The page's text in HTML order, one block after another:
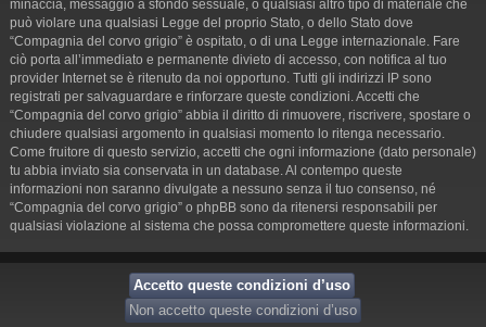
minaccia, messaggio a sfondo sessuale, o qualsiasi altro tipo di materiale che
può violare una qualsiasi Legge del proprio Stato, o dello Stato dove
“Compagnia del corvo grigio” è ospitato, o di una Legge internazionale. Fare
ciò porta all’immediato e permanente divieto di accesso, con notifica al tuo
provider Internet se è ritenuto da noi opportuno. Tutti gli indirizzi IP sono
registrati per salvaguardare e rinforzare queste condizioni. Accetti che
“Compagnia del corvo grigio” abbia il diritto di rimuovere, riscrivere, spostare o
chiudere qualsiasi argomento in qualsiasi momento lo ritenga necessario.
Come fruitore di questo servizio, accetti che ogni informazione (dato personale)
tu abbia inviato sia conservata in un database. Al contempo queste
informazioni non saranno divulgate a nessuno senza il tuo consenso, né
“Compagnia del corvo grigio” o phpBB sono da ritenersi responsabili per
qualsiasi violazione al sistema che possa compromettere queste informazioni.